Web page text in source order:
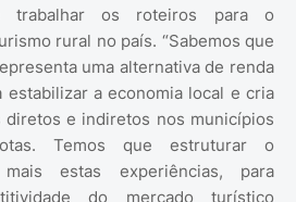
trabalhar os roteiros para o
rural no país. “Sabemos que
uma alternativa de renda
estabilizar a economia local e cria
diretos e indiretos nos municípios
Temos que estruturar o
estas experiências, para
do mercado turístico